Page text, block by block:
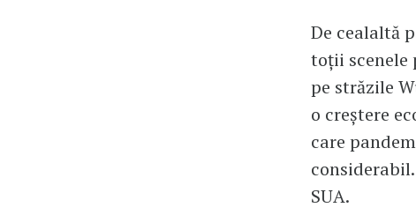
De cealaltă
toții scenele
pe străzile
o creștere
care
SUA.